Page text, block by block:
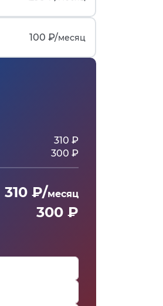
100 ₽/месяц
310 ₽
300 ₽
310 ₽/месяц
300 ₽